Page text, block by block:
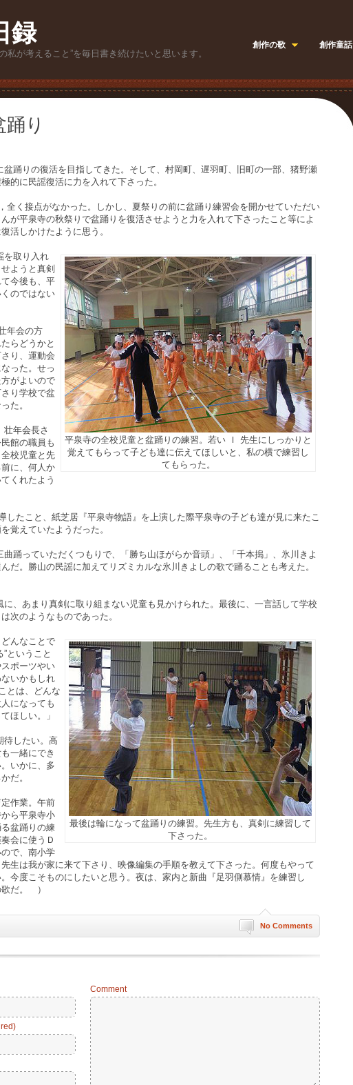
録
私が考えること”を毎日書き続けたいと思います。
創作の歌 創作童話
り
踊りの復活を目指してきた。そして、村岡町、遅羽町、旧町の一部、猪野瀬
的に民謡復活に力を入れて下さった。
く接点がなかった。しかし、夏祭りの前に盆踊り練習会を開かせていただい
が平泉寺の秋祭りで盆踊りを復活させようと力を入れて下さったこと等によ
活しかけたように思う。
平泉寺の全校児童と盆踊りの練習。若い Ｉ 先生にしっかりと
覚えてもらって子ども達に伝えてほしいと、私の横で練習し
てもらった。
取り入れ
ようと真剣
今後も、平
のではない
年会の方
らどうかと
り、運動会
った。せっ
がよいので
り学校で盆
た。
年会長さ
館の職員も
校児童と先
に、何人か
くれたよう
たこと、紙芝居『平泉寺物語』を上演した際平泉寺の子ども達が見に来たこ
覚えていたようだった。
踊っていただくつもりで、「勝ち山ほがらか音頭」、「千本搗」、氷川きよ
だ。勝山の民謡に加えてリズミカルな氷川きよしの歌で踊ることも考えた。
、あまり真剣に取り組まない児童も見かけられた。最後に、一言話して学校
次のようなものであった。
最後は輪になって盆踊りの練習。先生方も、真剣に練習して
下さった。
どんなことで
ということ
ポーツやい
いかもしれ
とは、どんな
になっても
ほしい。」
したい。高
一緒にでき
いかに、多
だ。
作業。午前
ら平泉寺小
盆踊りの練
会に使うＤ
で、南小学
生は我が家に来て下さり、映像編集の手順を教えて下さった。何度もやって
今度こそものにしたいと思う。夜は、家内と新曲『足羽側慕情』を練習し
歌だ。 ）
No Comments
Comment